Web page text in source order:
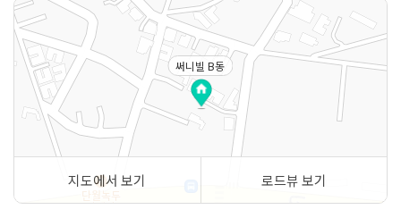
써니빌 B동
지도에서 보기 로드뷰 보기